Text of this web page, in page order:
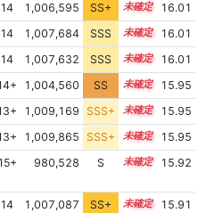
14 1,006,595 SS+ 14.2
16.01
14 1,007,684 SSS 14.0
16.01
14 1,007,632 SSS 14.0
16.01
1,004,560 SS 14.5
15.95
1,009,169 SSS+ 13.8
15.95
1,009,865 SSS+ 13.8
15.95
980,528 S 15.7 15.92
14 1,007,087 SS+ 14.0
15.91